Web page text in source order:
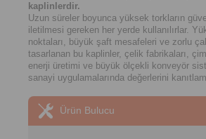
kaplinlerdir.
Uzun süreler boyunca yüksek torkların
iletilmesi gereken her yerde kullanılırlar.
noktaları, büyük şaft mesafeleri ve zorlu
tasarlanan bu kaplinler, çelik fabrikaları,
enerji üretimi ve büyük ölçekli konveyör
sanayi uygulamalarında değerlerini
Ürün Bulucu